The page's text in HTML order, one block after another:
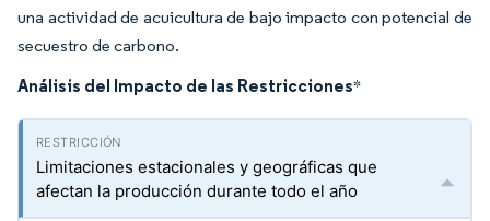
una actividad de acuicultura de bajo impacto con potencial de
secuestro de carbono.
Análisis del Impacto de las Restricciones*
Limitaciones estacionales y geográficas que
afectan la producción durante todo el año